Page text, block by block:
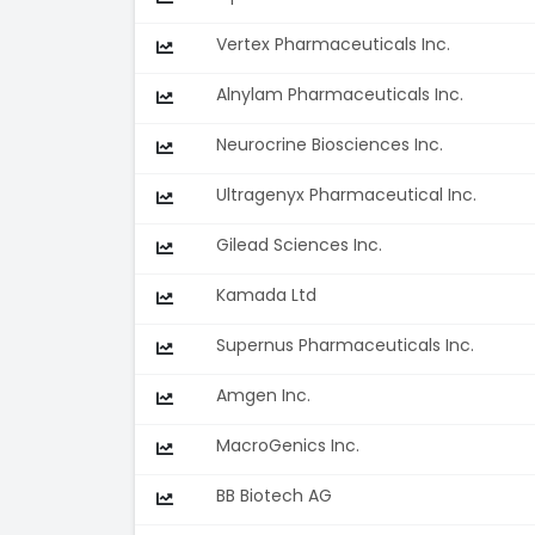
Vertex Pharmaceuticals Inc.
Alnylam Pharmaceuticals Inc.
Neurocrine Biosciences Inc.
Ultragenyx Pharmaceutical Inc.
Gilead Sciences Inc.
Kamada Ltd
Supernus Pharmaceuticals Inc.
Amgen Inc.
MacroGenics Inc.
BB Biotech AG